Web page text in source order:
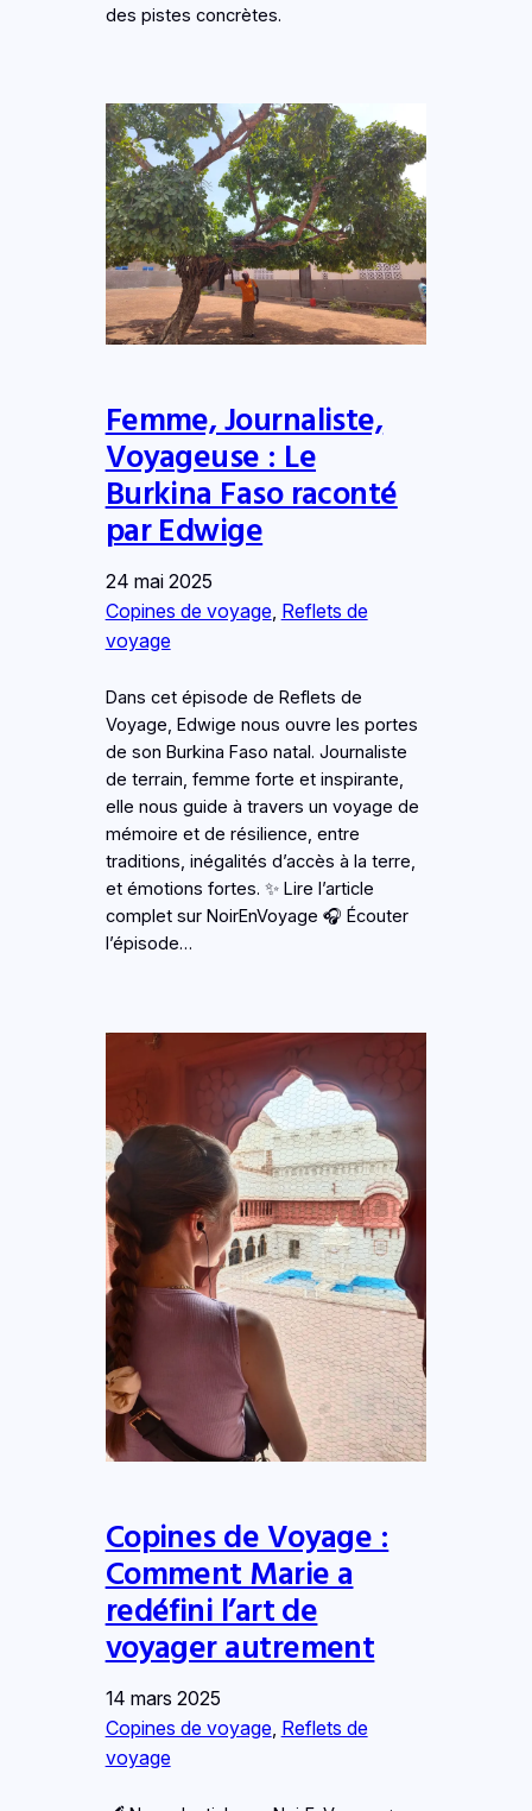
des pistes concrètes.
Femme, Journaliste,
Voyageuse : Le
Burkina Faso raconté
par Edwige
24 mai 2025
Copines de voyage, Reflets de
voyage
Dans cet épisode de Reflets de
Voyage, Edwige nous ouvre les portes
de son Burkina Faso natal. Journaliste
de terrain, femme forte et inspirante,
elle nous guide à travers un voyage de
mémoire et de résilience, entre
traditions, inégalités d’accès à la terre,
et émotions fortes. ✨ Lire l’article
complet sur NoirEnVoyage 🎧 Écouter
l’épisode…
Copines de Voyage :
Comment Marie a
redéfini l’art de
voyager autrement
14 mars 2025
Copines de voyage, Reflets de
voyage